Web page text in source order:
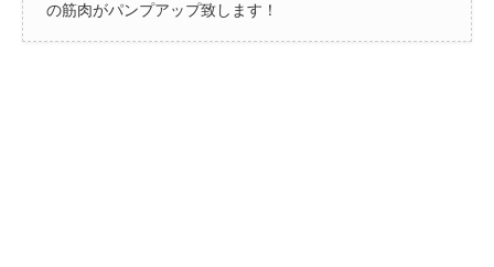
の筋肉がパンプアップ致します！